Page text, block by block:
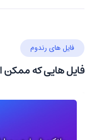
فایل های رندوم
فایل هایی که ممکن